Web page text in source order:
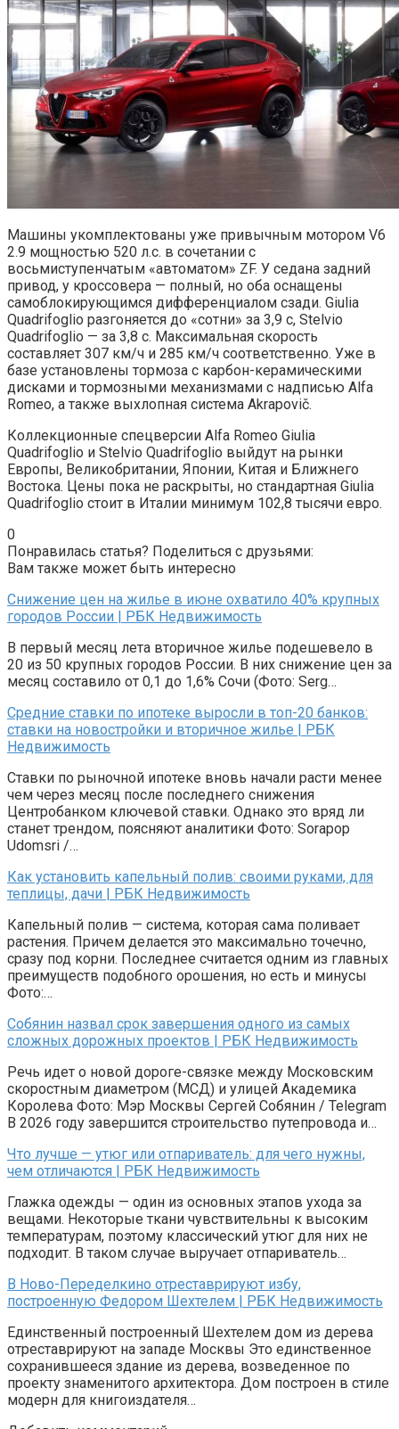
Машины укомплектованы уже привычным мотором V6
2.9 мощностью 520 л.с. в сочетании с
восьмиступенчатым «автоматом» ZF. У седана задний
привод, у кроссовера — полный, но оба оснащены
самоблокирующимся дифференциалом сзади. Giulia
Quadrifoglio разгоняется до «сотни» за 3,9 с, Stelvio
Quadrifoglio — за 3,8 с. Максимальная скорость
составляет 307 км/ч и 285 км/ч соответственно. Уже в
базе установлены тормоза с карбон-керамическими
дисками и тормозными механизмами с надписью Alfa
Romeo, а также выхлопная система Akrapovič.
Коллекционные спецверсии Alfa Romeo Giulia
Quadrifoglio и Stelvio Quadrifoglio выйдут на рынки
Европы, Великобритании, Японии, Китая и Ближнего
Востока. Цены пока не раскрыты, но стандартная Giulia
Quadrifoglio стоит в Италии минимум 102,8 тысячи евро.
0
Понравилась статья? Поделиться с друзьями:
Вам также может быть интересно
Снижение цен на жилье в июне охватило 40% крупных
городов России | РБК Недвижимость
В первый месяц лета вторичное жилье подешевело в
20 из 50 крупных городов России. В них снижение цен за
месяц составило от 0,1 до 1,6% Сочи (Фото: Serg…
Средние ставки по ипотеке выросли в топ-20 банков:
ставки на новостройки и вторичное жилье | РБК
Недвижимость
Ставки по рыночной ипотеке вновь начали расти менее
чем через месяц после последнего снижения
Центробанком ключевой ставки. Однако это вряд ли
станет трендом, поясняют аналитики Фото: Sorapop
Udomsri /…
Как установить капельный полив: своими руками, для
теплицы, дачи | РБК Недвижимость
Капельный полив — система, которая сама поливает
растения. Причем делается это максимально точечно,
сразу под корни. Последнее считается одним из главных
преимуществ подобного орошения, но есть и минусы
Фото:…
Собянин назвал срок завершения одного из самых
сложных дорожных проектов | РБК Недвижимость
Речь идет о новой дороге-связке между Московским
скоростным диаметром (МСД) и улицей Академика
Королева Фото: Мэр Москвы Сергей Собянин / Telegram
В 2026 году завершится строительство путепровода и…
Что лучше — утюг или отпариватель: для чего нужны,
чем отличаются | РБК Недвижимость
Глажка одежды — один из основных этапов ухода за
вещами. Некоторые ткани чувствительны к высоким
температурам, поэтому классический утюг для них не
подходит. В таком случае выручает отпариватель…
В Ново-Переделкино отреставрируют избу,
построенную Федором Шехтелем | РБК Недвижимость
Единственный построенный Шехтелем дом из дерева
отреставрируют на западе Москвы Это единственное
сохранившееся здание из дерева, возведенное по
проекту знаменитого архитектора. Дом построен в стиле
модерн для книгоиздателя…